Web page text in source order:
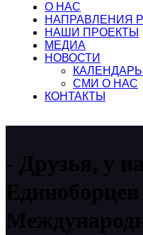
О НАС
НАПРАВЛЕНИЯ
НАШИ ПРОЕКТЫ
МЕДИА
НОВОСТИ
СМИ О НАС
КОНТАКТЫ
Друзья, у